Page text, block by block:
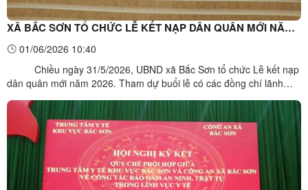
XÃ BẮC SƠN TỔ CHỨC LỄ KẾT NẠP DÂN QUÂN MỚI NĂM
202601/06/2026 10:40
Chiều ngày 31/5/2026, UBND xã Bắc Sơn tổ chức Lễ kết nạp
dân quân mới năm 2026. Tham dự buổi lễ có các đồng chí lãnh
chức huấn luyện dân quân xã cùng toàn thể các chiến sĩ dân quân
được kết nạp. Tại buổi lễ, Ban Tổ chức đã công bố ...